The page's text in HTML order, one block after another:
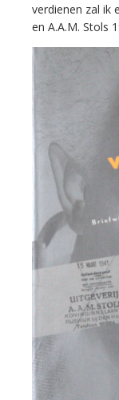
verdienen zal ik
en A.A.M. Stols